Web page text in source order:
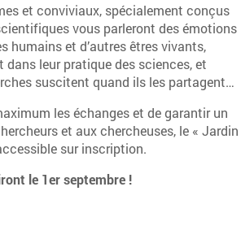
et conviviaux, spécialement conçus
vous parleront des émotions
humains et d’autres êtres vivants,
dans leur pratique des sciences, et
suscitent quand ils les partagent…
les échanges et de garantir un
et aux chercheuses, le « Jardin
sur inscription.
le 1er septembre !